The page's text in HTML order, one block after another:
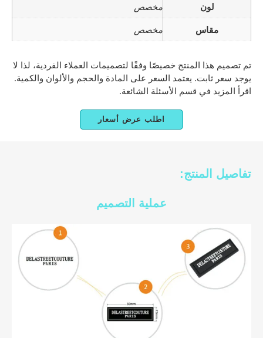
لون
مخصص
مقاس
مخصص
تم تصميم هذا المنتج خصيصًا وفقًا لتصميمات العملاء الفردية، لذا لا
يوجد سعر ثابت. يعتمد السعر على المادة والحجم والألوان والكمية.
اقرأ المزيد في قسم الأسئلة الشائعة.
اطلب عرض أسعار
تفاصيل المنتج:
عملية التصميم